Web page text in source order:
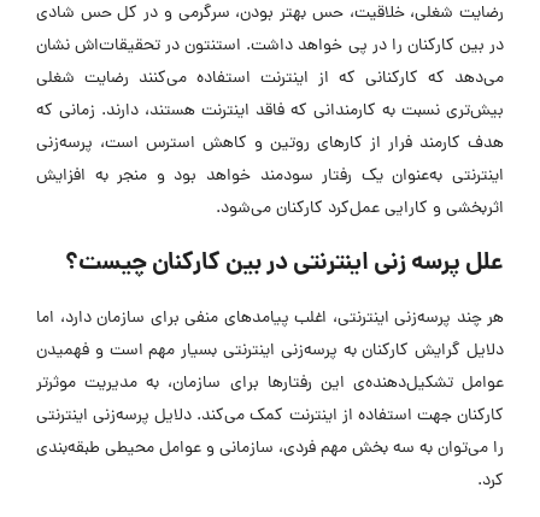
رضایت شغلی، خلاقیت، حس بهتر بودن، سرگرمی و در کل حس شادی
در بین کارکنان را در پی خواهد داشت. استنتون در تحقیقات‌اش نشان
می‌دهد که کارکنانی که از اینترنت استفاده می‌کنند رضایت شغلی
بیش‌تری نسبت به کارمندانی که فاقد اینترنت هستند، دارند. زمانی که
هدف کارمند فرار از کارهای روتین و کاهش استرس است، پرسه‌زنی
اینترنتی به‌عنوان یک رفتار سودمند خواهد بود و منجر به افزایش
اثربخشی و کارایی عمل‌کرد کارکنان می‌شود.
علل پرسه زنی اینترنتی در بین کارکنان چیست؟
هر چند پرسه‌زنی اینترنتی، اغلب پیامدهای منفی برای سازمان دارد، اما
دلایل گرایش کارکنان به پرسه‌زنی اینترنتی بسیار مهم است و فهمیدن
عوامل تشکیل‌دهنده‌ی این رفتارها برای سازمان، به مدیریت موثرتر
کارکنان جهت استفاده از اینترنت کمک می‌کند. دلایل پرسه‌زنی اینترنتی
را می‌توان به سه بخش مهم فردی، سازمانی و عوامل محیطی طبقه‌بندی
کرد.